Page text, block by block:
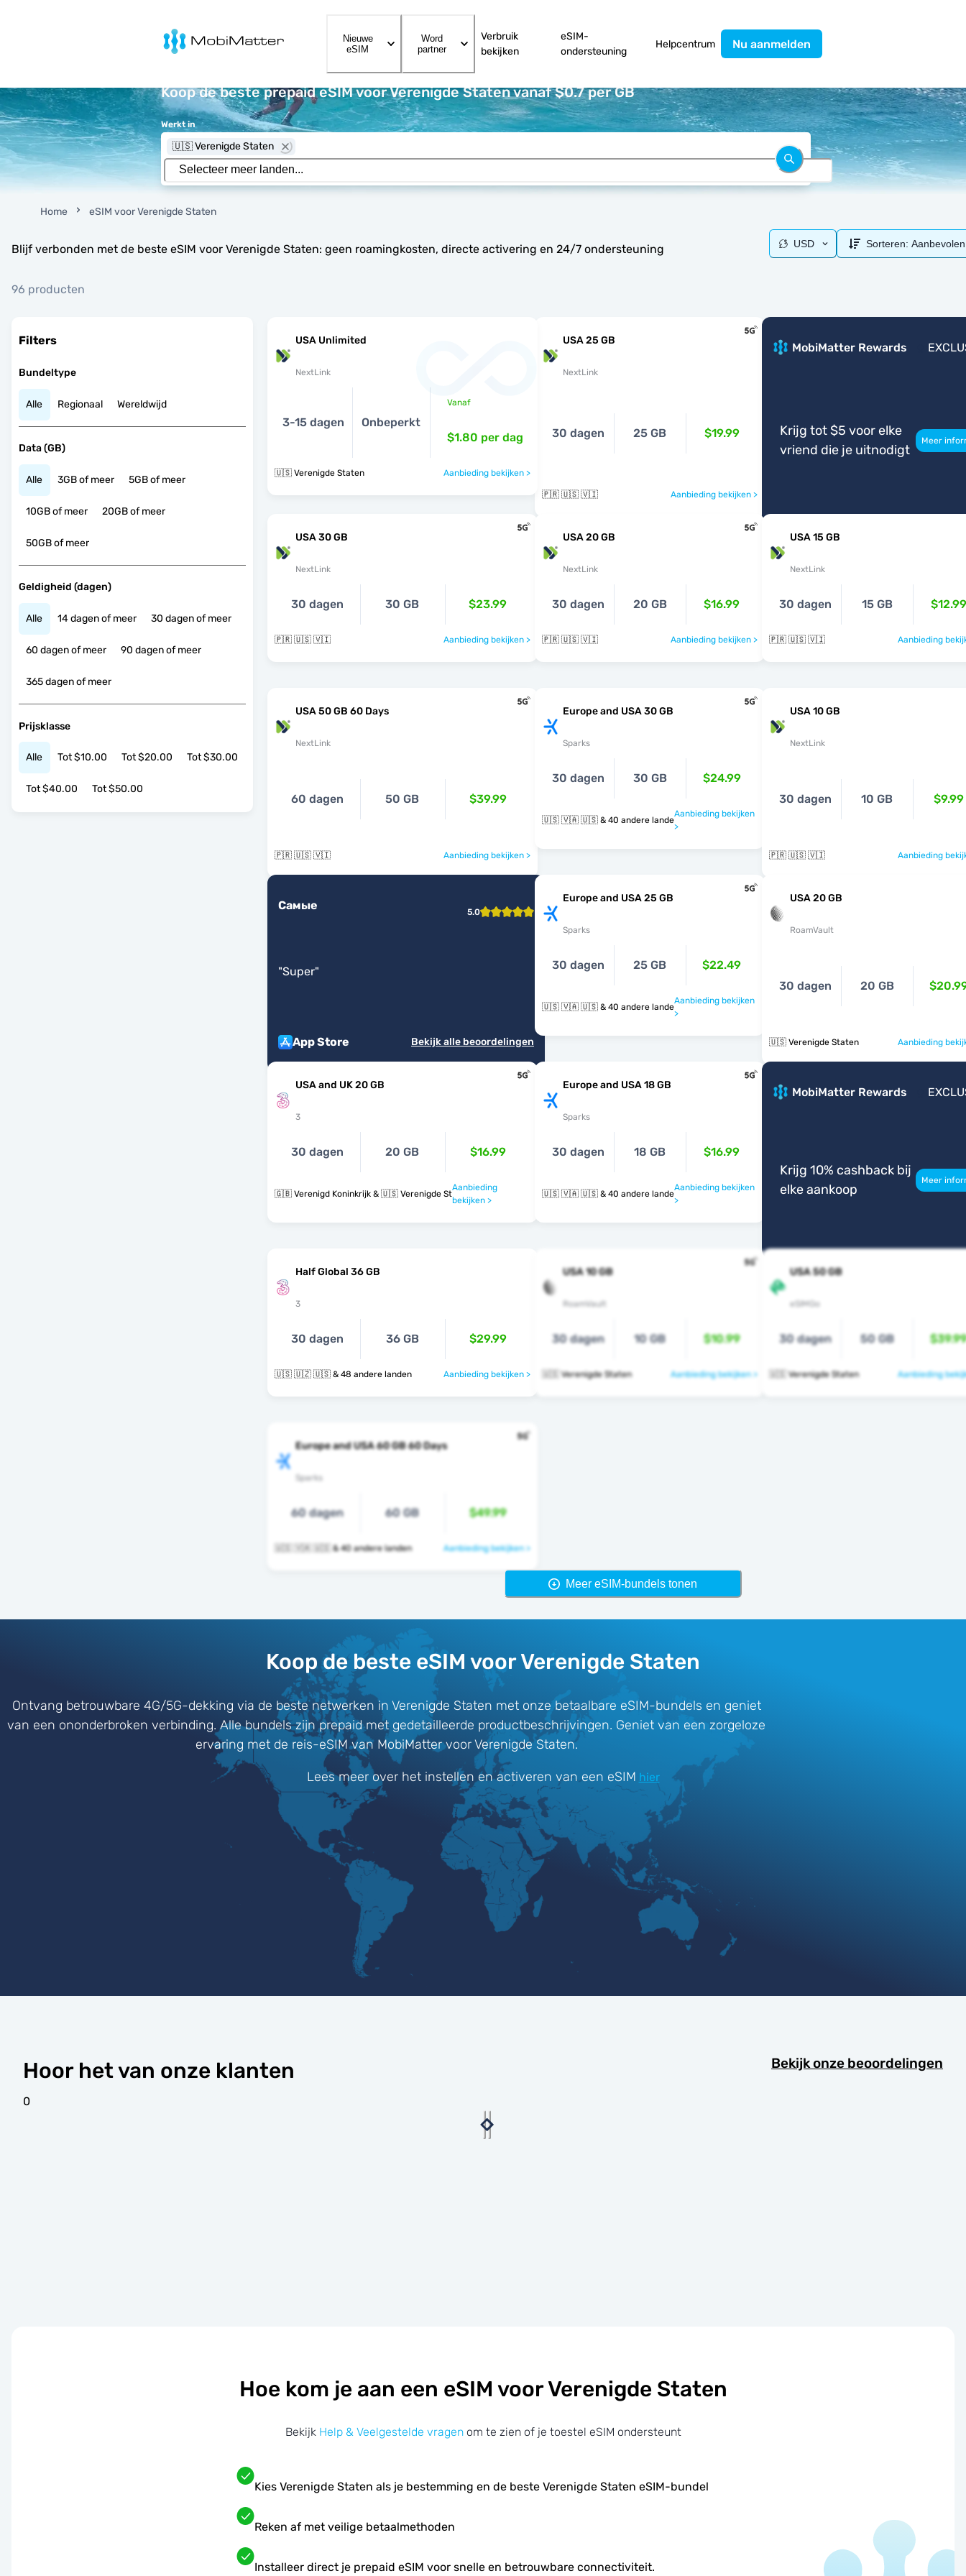
MobiMatter
Nieuwe
eSIM
Word
partner
Verbruik
bekijken
eSIM-
ondersteuning
Helpcentrum Nu aanmelden
Koop de beste prepaid eSIM voor Verenigde Staten vanaf $0.7 per GB
Werkt in
🇺🇸 Verenigde Staten
Home eSIM voor Verenigde Staten
Blijf verbonden met de beste eSIM voor Verenigde Staten: geen roamingkosten, directe activering en 24/7 ondersteuning
96 producten
USD Sorteren: Aanbevolen
Filters
Bundeltype
Alle Regionaal Wereldwijd
Data (GB)
Alle 3GB of meer 5GB of meer
10GB of meer 20GB of meer
50GB of meer
Geldigheid (dagen)
Alle 14 dagen of meer 30 dagen of meer
60 dagen of meer 90 dagen of meer
365 dagen of meer
Prijsklasse
Alle Tot $10.00 Tot $20.00 Tot $30.00
Tot $40.00 Tot $50.00
USA Unlimited
NextLink
3-15 dagen Onbeperkt
Vanaf
$1.80 per dag
🇺🇸 Verenigde Staten Aanbieding bekijken >
USA 25 GB
NextLink
30 dagen 25 GB $19.99
🇵🇷 🇺🇸 🇻🇮 Aanbieding bekijken >
MobiMatter Rewards
Krijg tot $5 voor elke
vriend die je uitnodigt
Meer
USA 30 GB
NextLink
30 dagen 30 GB $23.99
🇵🇷 🇺🇸 🇻🇮 Aanbieding bekijken >
USA 20 GB
NextLink
30 dagen 20 GB $16.99
🇵🇷 🇺🇸 🇻🇮 Aanbieding bekijken >
USA 15 GB
NextLink
30 dagen 15 GB $12.99
🇵🇷 🇺🇸 🇻🇮 Aanbieding
USA 50 GB 60 Days
NextLink
60 dagen 50 GB $39.99
🇵🇷 🇺🇸 🇻🇮 Aanbieding bekijken >
Europe and USA 30 GB
Sparks
30 dagen 30 GB $24.99
🇺🇸 🇻🇦 🇺🇸 & 40 andere landen
Aanbieding bekijken
>
USA 10 GB
NextLink
30 dagen 10 GB $9.99
🇵🇷 🇺🇸 🇻🇮 Aanbieding
Самые 5.0
"Super"
App Store Bekijk alle beoordelingen
Europe and USA 25 GB
Sparks
30 dagen 25 GB $22.49
🇺🇸 🇻🇦 🇺🇸 & 40 andere landen
Aanbieding bekijken
>
USA 20 GB
RoamVault
30 dagen 20 GB
🇺🇸 Verenigde Staten Aanbieding
USA and UK 20 GB
3
30 dagen 20 GB $16.99
🇬🇧 Verenigd Koninkrijk & 🇺🇸 Verenigde Staten
Aanbieding
bekijken >
Europe and USA 18 GB
Sparks
30 dagen 18 GB $16.99
🇺🇸 🇻🇦 🇺🇸 & 40 andere landen
Aanbieding bekijken
>
MobiMatter Rewards
Krijg 10% cashback bij
elke aankoop
Meer
Half Global 36 GB
3
30 dagen 36 GB $29.99
🇺🇸 🇺🇿 🇺🇸 & 48 andere landen Aanbieding bekijken >
USA 10 GB
RoamVault
30 dagen 10 GB $10.99
🇺🇸 Verenigde Staten Aanbieding bekijken >
USA 50 GB
eSIMGo
30 dagen 50 GB
🇺🇸 Verenigde Staten Aanbieding
Europe and USA 60 GB 60 Days
Sparks
60 dagen 60 GB $49.99
🇺🇸 🇻🇦 🇺🇸 & 40 andere landen Aanbieding bekijken >
Meer eSIM-bundels tonen
Koop de beste eSIM voor Verenigde Staten
Ontvang betrouwbare 4G/5G-dekking via de beste netwerken in Verenigde Staten met onze betaalbare eSIM-bundels en geniet
van een ononderbroken verbinding. Alle bundels zijn prepaid met gedetailleerde productbeschrijvingen. Geniet van een zorgeloze
ervaring met de reis-eSIM van MobiMatter voor Verenigde Staten.
Lees meer over het instellen en activeren van een eSIM hier
Hoor het van onze klanten Bekijk onze beoordelingen
0
Hoe kom je aan een eSIM voor Verenigde Staten
Bekijk Help & Veelgestelde vragenom te zien of je toestel eSIM ondersteunt
Kies Verenigde Staten als je bestemming en de beste Verenigde Staten eSIM-bundel
Reken af met veilige betaalmethoden
Installeer direct je prepaid eSIM voor snelle en betrouwbare connectiviteit.